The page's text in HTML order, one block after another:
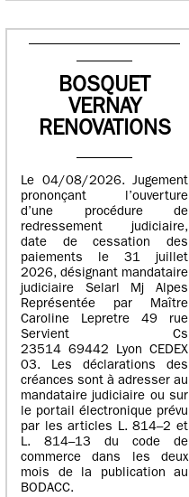
BOSQUET
VERNAY
RENOVATIONS
Le 04/08/2026. Jugement
prononçant l’ouverture
d’une procédure de
redressement judiciaire,
date de cessation des
paiements le 31 juillet
2026, désignant mandataire
judiciaire Selarl Mj Alpes
Représentée par Maître
Caroline Lepretre 49 rue
Servient Cs
23514 69442 Lyon CEDEX
03. Les déclarations des
créances sont à adresser au
mandataire judiciaire ou sur
le portail électronique prévu
par les articles L. 814–2 et
L. 814–13 du code de
commerce dans les deux
mois de la publication au
BODACC.